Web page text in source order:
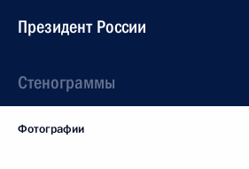
Президент России
Стенограммы
Фотографии